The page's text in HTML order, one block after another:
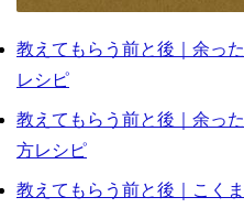
教えてもらう前と後｜余っ
レシピ
教えてもらう前と後｜余っ
方レシピ
教えてもらう前と後｜こく